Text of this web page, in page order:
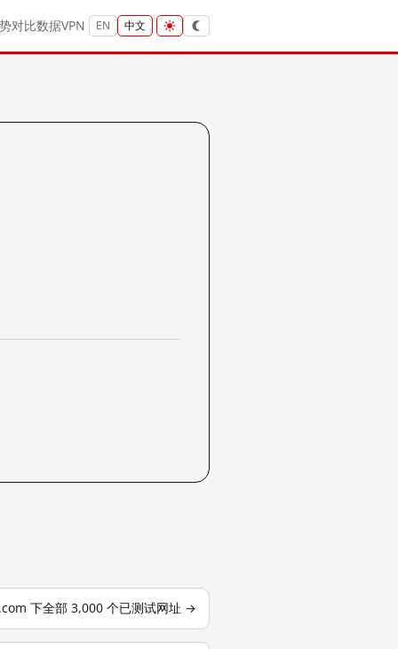
对比数据VPN EN 中文
下全部 3,000 个已测试网址 →